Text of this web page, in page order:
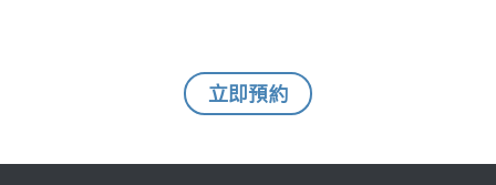
立即預約